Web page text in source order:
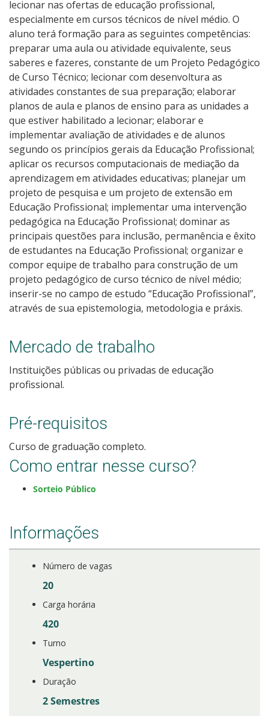
Processos Seletivos
Cotas
Inscrições e acompanhamento
Orientações para Matrícula
Transferências e Retornos
Provas e Gabaritos
Estatísticas dos Processos Seletivos
lecionar nas ofertas de educação profissional,
especialmente em cursos técnicos de nível médio. O
aluno terá formação para as seguintes competências:
preparar uma aula ou atividade equivalente, seus
saberes e fazeres, constante de um Projeto Pedagógico
de Curso Técnico; lecionar com desenvoltura as
atividades constantes de sua preparação; elaborar
planos de aula e planos de ensino para as unidades a
que estiver habilitado a lecionar; elaborar e
implementar avaliação de atividades e de alunos
segundo os princípios gerais da Educação Profissional;
aplicar os recursos computacionais de mediação da
aprendizagem em atividades educativas; planejar um
projeto de pesquisa e um projeto de extensão em
Educação Profissional; implementar uma intervenção
pedagógica na Educação Profissional; dominar as
principais questões para inclusão, permanência e êxito
de estudantes na Educação Profissional; organizar e
compor equipe de trabalho para construção de um
projeto pedagógico de curso técnico de nível médio;
inserir-se no campo de estudo “Educação Profissional”,
através de sua epistemologia, metodologia e práxis.
Mercado de trabalho
Instituições públicas ou privadas de educação
profissional.
Pré-requisitos
Curso de graduação completo.
Como entrar nesse curso?
Sorteio Público
Informações
Número de vagas
20
Carga horária
420
Turno
Vespertino
Duração
2 Semestres